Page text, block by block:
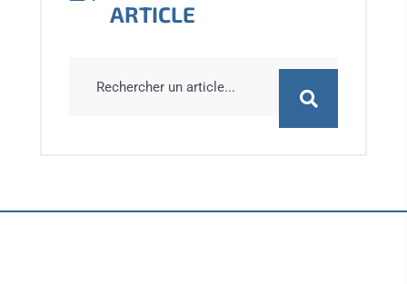
ARTICLE